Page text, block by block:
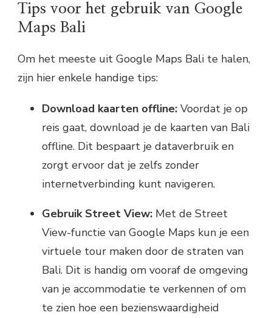
Tips voor het gebruik van Google
Maps Bali
Om het meeste uit Google Maps Bali te halen,
zijn hier enkele handige tips:
Download kaarten offline: Voordat je op
reis gaat, download je de kaarten van Bali
offline. Dit bespaart je dataverbruik en
zorgt ervoor dat je zelfs zonder
internetverbinding kunt navigeren.
Gebruik Street View: Met de Street
View-functie van Google Maps kun je een
virtuele tour maken door de straten van
Bali. Dit is handig om vooraf de omgeving
van je accommodatie te verkennen of om
te zien hoe een bezienswaardigheid